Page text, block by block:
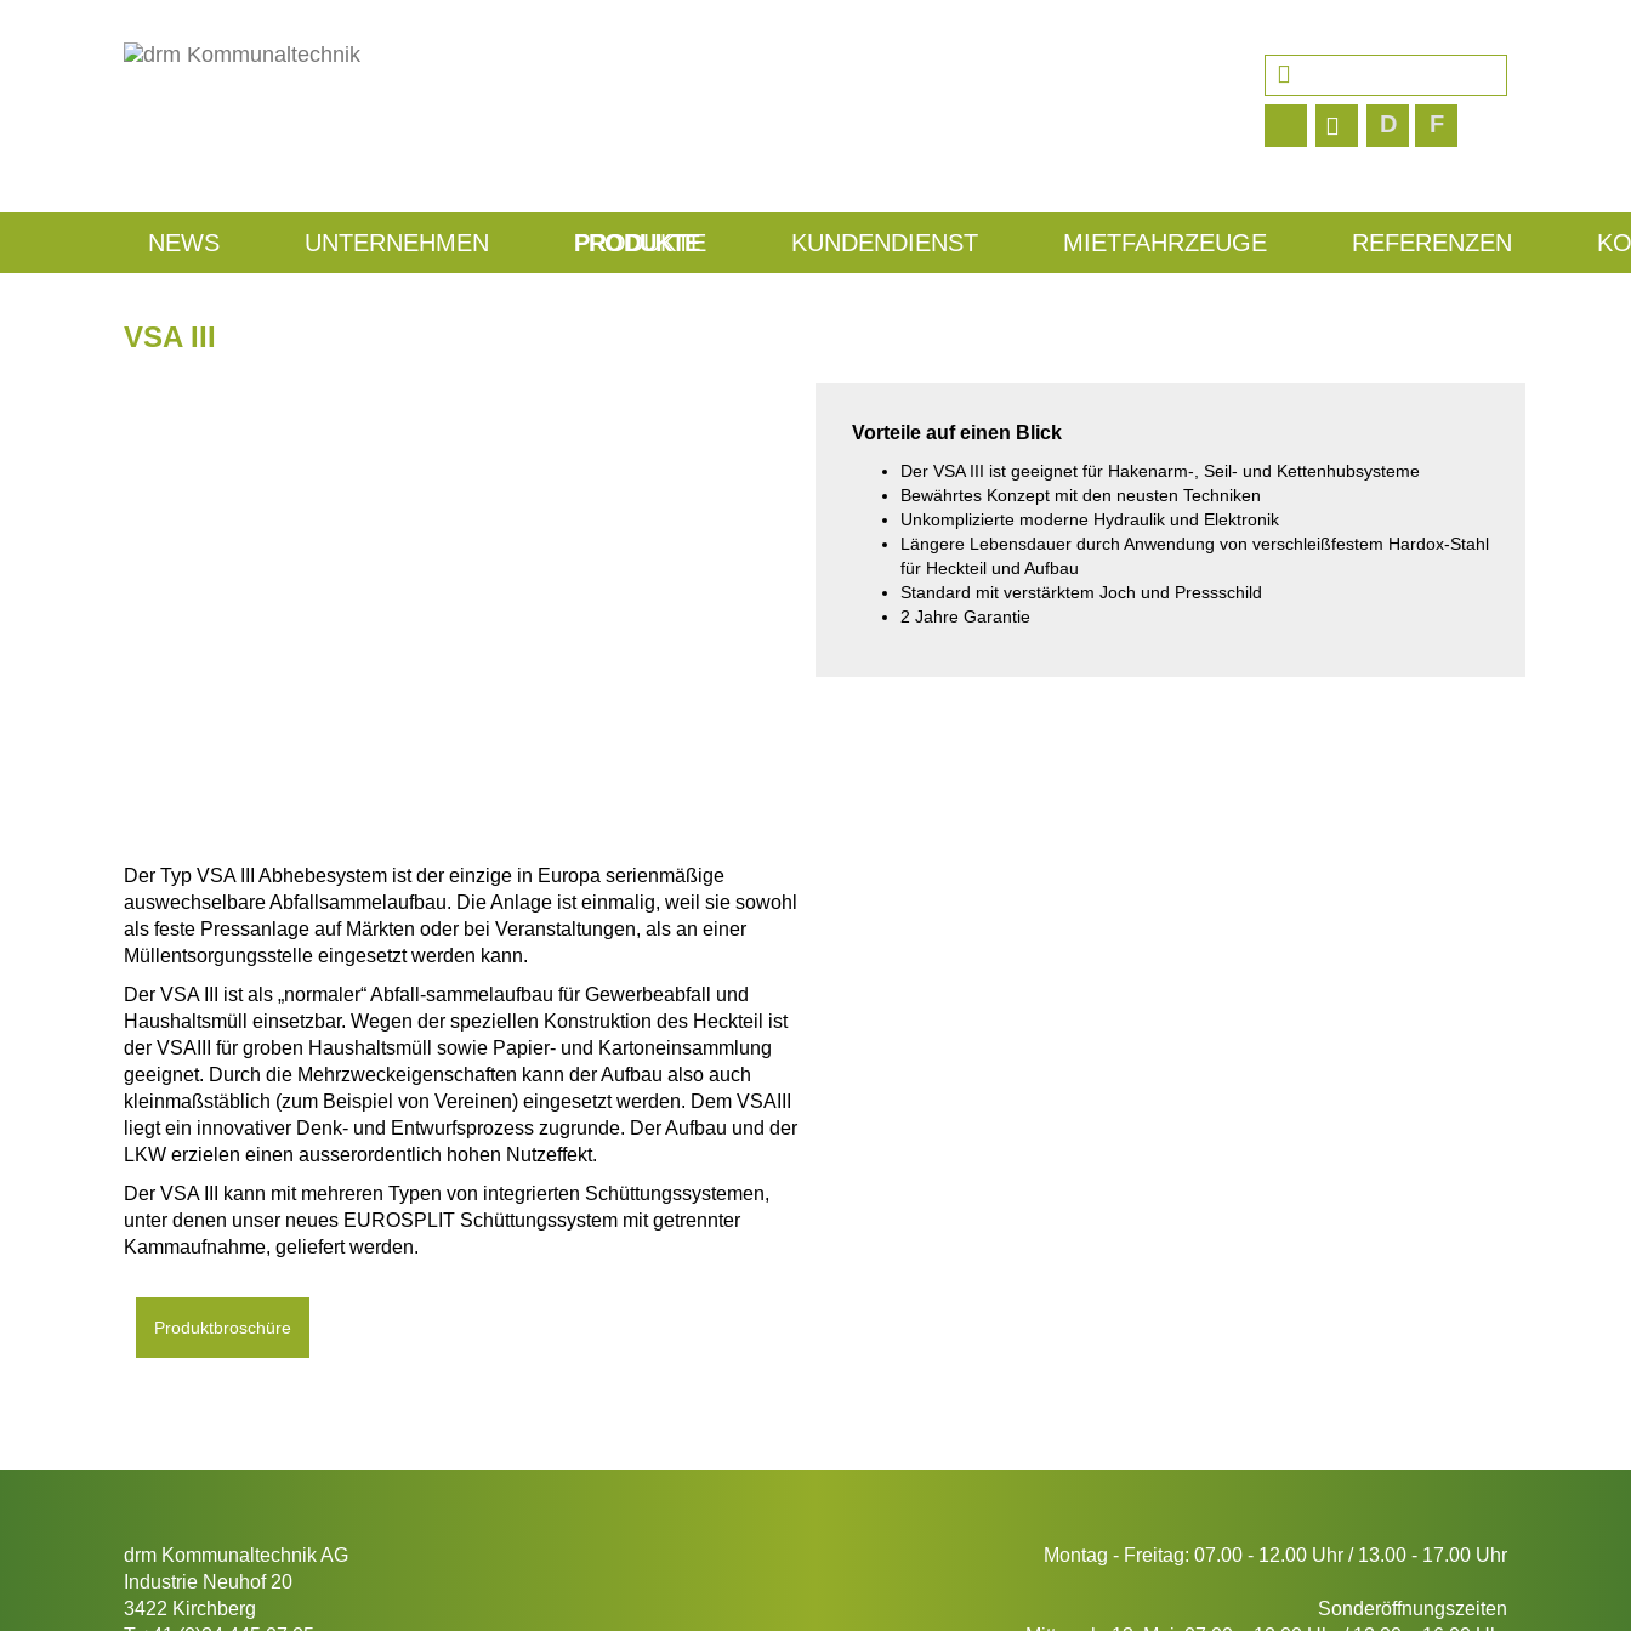
Suchen
D F
NEWS UNTERNEHMEN PRODUKTE KUNDENDIENST MIETFAHRZEUGE REFERENZEN
VSA III
Der Typ VSA III Abhebesystem ist der einzige in Europa serienmäßige
auswechselbare Abfallsammelaufbau. Die Anlage ist einmalig, weil sie sowohl
als feste Pressanlage auf Märkten oder bei Veranstaltungen, als an einer
Müllentsorgungsstelle eingesetzt werden kann.
Der VSA III ist als „normaler“ Abfall-sammelaufbau für Gewerbeabfall und
Haushaltsmüll einsetzbar. Wegen der speziellen Konstruktion des Heckteil ist
der VSAIII für groben Haushaltsmüll sowie Papier- und Kartoneinsammlung
geeignet. Durch die Mehrzweckeigenschaften kann der Aufbau also auch
kleinmaßstäblich (zum Beispiel von Vereinen) eingesetzt werden. Dem VSAIII
liegt ein innovativer Denk- und Entwurfsprozess zugrunde. Der Aufbau und der
LKW erzielen einen ausserordentlich hohen Nutzeffekt.
Der VSA III kann mit mehreren Typen von integrierten Schüttungssystemen,
unter denen unser neues EUROSPLIT Schüttungssystem mit getrennter
Kammaufnahme, geliefert werden.
Produktbroschüre
Vorteile auf einen Blick
Der VSA III ist geeignet für Hakenarm-, Seil- und Kettenhubsysteme
Bewährtes Konzept mit den neusten Techniken
Unkomplizierte moderne Hydraulik und Elektronik
Längere Lebensdauer durch Anwendung von verschleißfestem Hardox-Stahl
für Heckteil und Aufbau
Standard mit verstärktem Joch und Pressschild
2 Jahre Garantie
drm Kommunaltechnik AG
Industrie Neuhof 20
3422 Kirchberg
Montag - Freitag: 07.00 - 12.00 Uhr / 13.00 - 17.00 Uhr
Sonderöffnungszeiten